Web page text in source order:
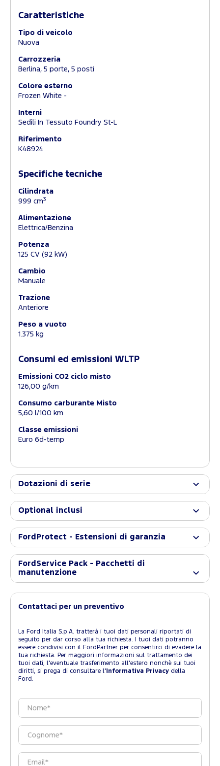
Caratteristiche
Tipo di veicolo
Nuova
Carrozzeria
Berlina, 5 porte, 5 posti
Colore esterno
Frozen White -
Interni
Sedili In Tessuto Foundry St-L
Riferimento
K48924
Specifiche tecniche
Cilindrata
999 cm3
Alimentazione
Elettrica/Benzina
Potenza
125 CV (92 kW)
Cambio
Manuale
Trazione
Anteriore
Peso a vuoto
1.375 kg
Consumi ed emissioni WLTP
Emissioni CO2 ciclo misto
126,00 g/km
Consumo carburante Misto
5,60 l/100 km
Classe emissioni
Euro 6d-temp
Dotazioni di serie
Optional inclusi
FordProtect - Estensioni di garanzia
FordService Pack - Pacchetti di
manutenzione
Contattaci per un preventivo
La Ford Italia S.p.A. tratterà i tuoi dati personali riportati di
seguito per dar corso alla tua richiesta. I tuoi dati potranno
essere condivisi con il FordPartner per consentirci di evadere la
tua richiesta. Per maggiori informazioni sul trattamento dei
tuoi dati, l'eventuale trasferimento all'estero nonchè sui tuoi
diritti, si prega di consultare l' Informativa Privacy della
Ford.